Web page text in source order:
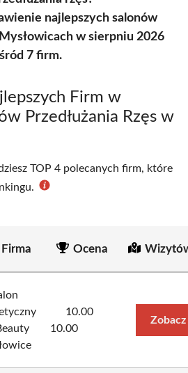
najlepszych salonów
w sierpniu 2026
7 firm.
Firm w
Przedłużania Rzęs w
TOP 4 polecanych firm, które
Firma Ocena
10.00
10.00